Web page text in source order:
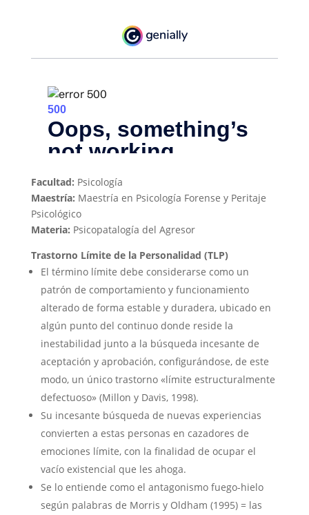
Facultad: Psicología
Maestría: Maestría en Psicología Forense y Peritaje
Psicológico
Materia: Psicopatalogía del Agresor
Trastorno Límite de la Personalidad (TLP)
El término límite debe considerarse como un
patrón de comportamiento y funcionamiento
alterado de forma estable y duradera, ubicado en
algún punto del continuo donde reside la
inestabilidad junto a la búsqueda incesante de
aceptación y aprobación, configurándose, de este
modo, un único trastorno «límite estructuralmente
defectuoso» (Millon y Davis, 1998). ​
Su incesante búsqueda de nuevas experiencias
convierten a estas personas en cazadores de
emociones límite, con la finalidad de ocupar el
vacío existencial que les ahoga.​
Se lo entiende como el antagonismo fuego-hielo
según palabras de Morris y Oldham (1995) = las